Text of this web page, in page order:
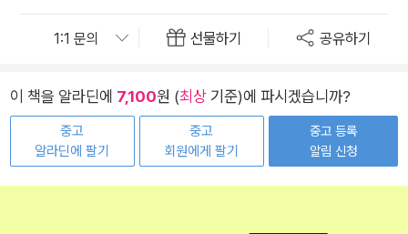
선물하기 공유하기
이 책을 알라딘에 7,100원 (최상 기준)에 파시겠습니까?
중고
알라딘에 팔기
중고
회원에게 팔기
중고 등록
알림 신청